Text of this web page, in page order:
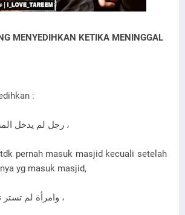
MENYEDIHKAN KETIKA MENINGGAL
:
رجل لم يدخل المسجد إلا في جنازته ،
pernah masuk masjid kecuali setelah
yg masuk masjid,
وامرأة لم تستر نفسها إلا في كفنها ،